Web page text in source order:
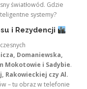
światłowód. Gdzie
systemy?
i Rezydencji
Domaniewska,
Mokotowie i Sadybie.
Rakowieckiej czy Al.
– tu obraz w telefonie